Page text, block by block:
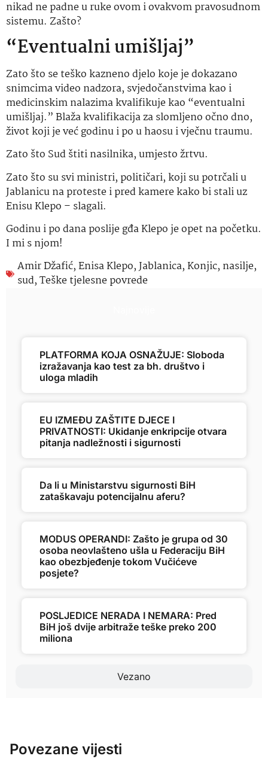
nikad ne padne u ruke ovom i ovakvom pravosudnom
sistemu. Zašto?
“Eventualni umišljaj”
Zato što se teško kazneno djelo koje je dokazano
snimcima video nadzora, svjedočanstvima kao i
medicinskim nalazima kvalifikuje kao “eventualni
umišljaj.” Blaža kvalifikacija za slomljeno očno dno,
život koji je već godinu i po u haosu i vječnu traumu.
Zato što Sud štiti nasilnika, umjesto žrtvu.
Zato što su svi ministri, političari, koji su potrčali u
Jablanicu na proteste i pred kamere kako bi stali uz
Enisu Klepo – slagali.
Godinu i po dana poslije gđa Klepo je opet na početku.
I mi s njom!
Amir Džafić,Enisa Klepo,Jablanica,Konjic, nasilje,
sud,Teške tjelesne povrede
Vezano
PLATFORMA KOJA OSNAŽUJE: Sloboda
izražavanja kao test za bh. društvo i
uloga mladih
EU IZMEĐU ZAŠTITE DJECE I
PRIVATNOSTI: Ukidanje enkripcije otvara
pitanja nadležnosti i sigurnosti
Da li u Ministarstvu sigurnosti BiH
zataškavaju potencijalnu aferu?
MODUS OPERANDI: Zašto je grupa od 30
osoba neovlašteno ušla u Federaciju BiH
kao obezbjeđenje tokom Vučićeve
posjete?
POSLJEDICE NERADA I NEMARA: Pred
BiH još dvije arbitraže teške preko 200
miliona
Povezane vijesti